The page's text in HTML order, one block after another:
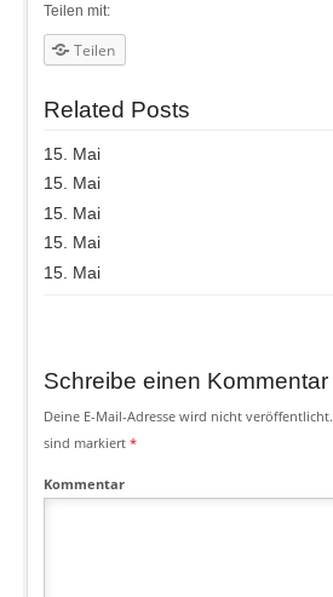
Teilen mit:
Teilen
Related Posts
15. Mai
15. Mai
15. Mai
15. Mai
15. Mai
Schreibe einen Kommentar
Deine E-Mail-Adresse wird nicht veröffentlicht.
sind markiert *
Kommentar